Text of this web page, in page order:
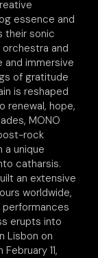
essence and
their sonic
and
and immersive
of gratitude
is reshaped
renewal, hope,
MONO
rock
a unique
catharsis.
an extensive
worldwide,
erupts into
Lisbon on
11,